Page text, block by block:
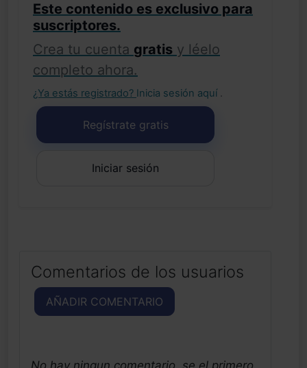
Este contenido es exclusivo para
suscriptores.
Crea tu cuenta gratis y léelo
completo ahora.
¿Ya estás registrado? Inicia sesión aquí .
Regístrate gratis
Iniciar sesión
Comentarios de los usuarios
AÑADIR COMENTARIO
No hay ningun comentario, se el primero